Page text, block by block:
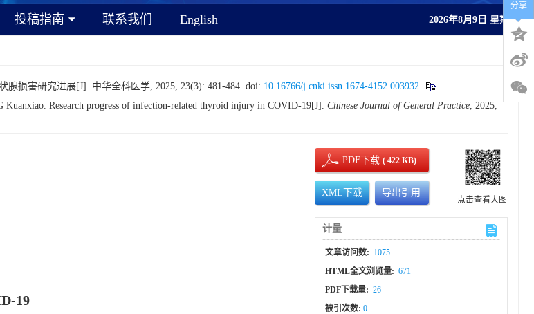
投稿指南 联系我们 English 2026年8月9日 星期日
损害研究进展[J]. 中华全科医学, 2025, 23(3): 481-484. doi: 10.16766/j.cnki.issn.1674-4152.003932
Research progress of infection-related thyroid injury in COVID-19[J]. Chinese Journal of General Practice, 2025,
19
PDF下载( 422 KB)
XML下载 导出引用
点击查看大图
计量
文章访问数: 1075
HTML全文浏览量: 671
PDF下载量: 26
被引次数:0
分享